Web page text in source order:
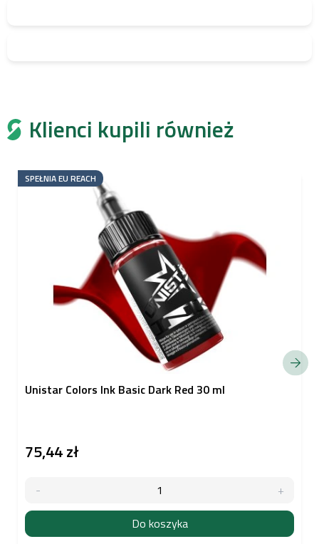
Klienci kupili również
SPEŁNIA EU REACH
Unistar Colors Ink Basic Dark Red 30 ml
75,44 zł
Do koszyka